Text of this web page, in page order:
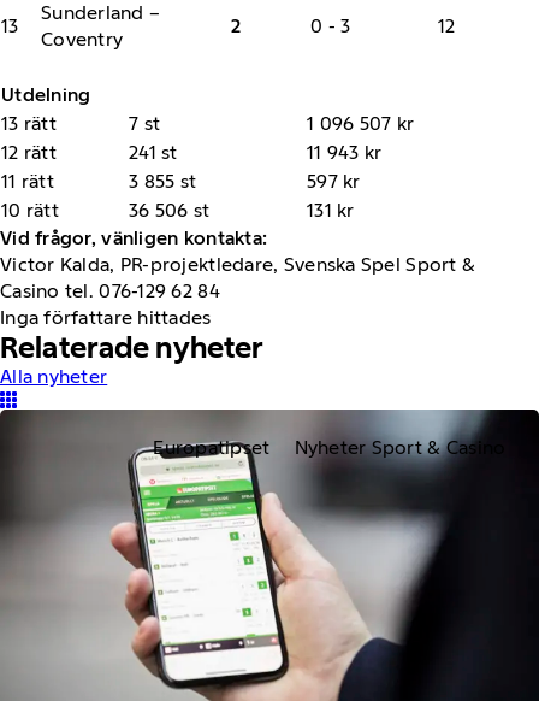
13
Sunderland –
Coventry
2 0 - 3 12
Utdelning
13 rätt
7 st
1 096 507 kr
12 rätt
241 st
11 943 kr
11 rätt
3 855 st
597 kr
10 rätt
36 506 st
131 kr
Vid frågor, vänligen kontakta:
Victor Kalda, PR-projektledare, Svenska Spel Sport &
Casino tel. 076-129 62 84
Inga författare hittades
Relaterade nyheter
Alla nyheter
Europatipset Nyheter Sport & Casino